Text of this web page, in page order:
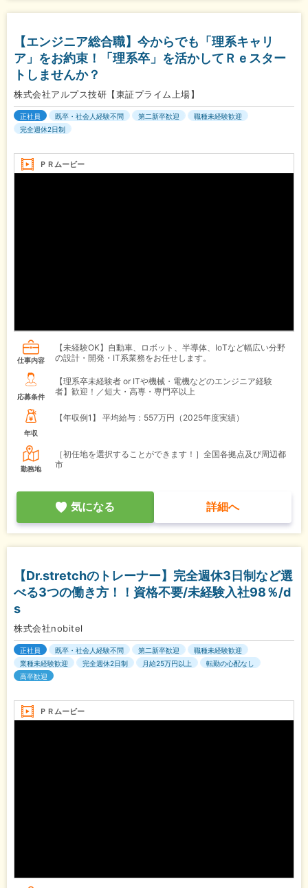
【エンジニア総合職】今からでも「理系キャリ
ア」をお約束！「理系卒」を活かしてＲｅスター
トしませんか？
株式会社アルプス技研【東証プライム上場】
正社員 既卒・社会人経験不問 第二新卒歓迎
職種未経験歓迎
完全週休2日制
ＰＲムービー
仕事内容
【未経験OK】自動車、ロボット、半導体、IoTなど幅広い分野
の設計・開発・IT系業務をお任せします。
応募条件
【理系卒未経験者 or ITや機械・電機などのエンジニア経験
者】歓迎！／短大・高専・専門卒以上
年収
【年収例1】 平均給与：557万円（2025年度実績）
勤務地
［初任地を選択することができます！］全国各拠点及び周辺都
市
気になる 詳細へ
【Dr.stretchのトレーナー】完全週休3日制など選
べる3つの働き方！！資格不要/未経験入社98％/d
s
株式会社nobitel
正社員 既卒・社会人経験不問 第二新卒歓迎
職種未経験歓迎
業種未経験歓迎
完全週休2日制 月給25万円以上
転勤の心配なし
高卒歓迎
ＰＲムービー